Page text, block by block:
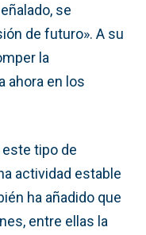
se
de futuro». A su
la
ahora en los
tipo de
actividad estable
ha añadido que
entre ellas la